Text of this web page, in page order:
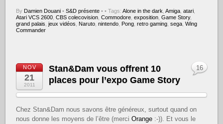
By Damien Douani • S&D présente • • Tags:Alone in the dark ,Amiga ,atari
Atari VCS 2600 ,CBS colecovision ,Commodore ,exposition ,Game Story,
grand palais ,jeux vidéos Naruto ,nintendo Pong ,retro gaming ,sega ,Wing
Commander
NOV
21
2011
Stan&Dam vous offrent 10
places pour l’expo Game Story
Chez Stan&Dam nous savons être généreux, surtout quand on
nous donne les moyens de l’être (merciOrange :-)). Et vous le
16